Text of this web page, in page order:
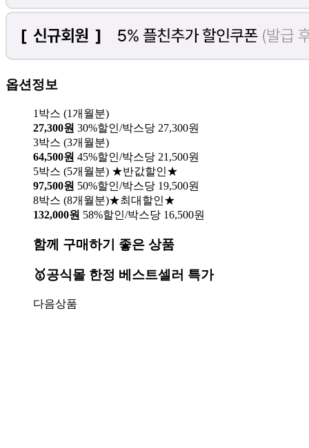
옵션정보
1박스 (1개월분)
27,300원 30%할인/박스당 27,300원
3박스 (3개월분)
64,500원 45%할인/박스당 21,500원
5박스 (5개월분) ★반값할인★
97,500원 50%할인/박스당 19,500원
8박스 (8개월분)★최대할인★
132,000원 58%할인/박스당 16,500원
함께 구매하기 좋은 상품
🥇공식몰 한정 베스트셀러 특가
다음상품